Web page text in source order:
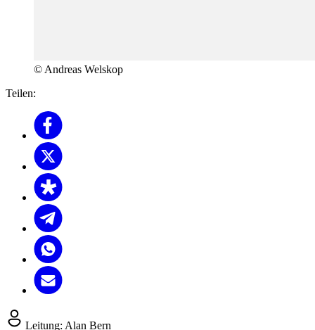
© Andreas Welskop
Teilen:
Leitung: Alan Bern